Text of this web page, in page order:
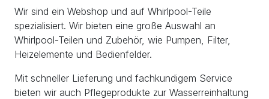
Wir sind ein Webshop und auf Whirlpool-Teile
spezialisiert. Wir bieten eine große Auswahl an
Whirlpool-Teilen und Zubehör, wie Pumpen, Filter,
Heizelemente und Bedienfelder.
Mit schneller Lieferung und fachkundigem Service
bieten wir auch Pflegeprodukte zur Wasserreinhaltung